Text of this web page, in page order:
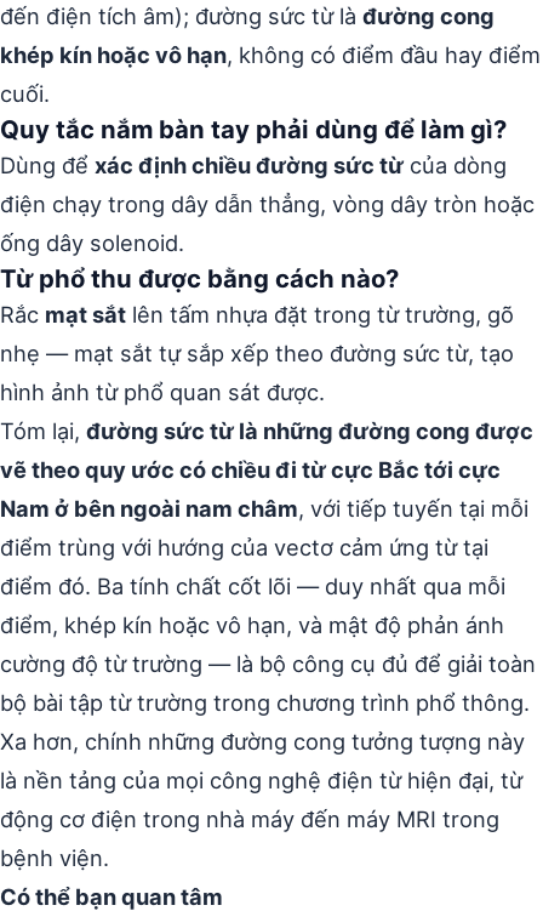
đến điện tích âm); đường sức từ là đường cong
khép kín hoặc vô hạn, không có điểm đầu hay điểm
cuối.
Quy tắc nắm bàn tay phải dùng để làm gì?
Dùng để xác định chiều đường sức từ của dòng
điện chạy trong dây dẫn thẳng, vòng dây tròn hoặc
ống dây solenoid.
Từ phổ thu được bằng cách nào?
Rắc mạt sắt lên tấm nhựa đặt trong từ trường, gõ
nhẹ — mạt sắt tự sắp xếp theo đường sức từ, tạo
hình ảnh từ phổ quan sát được.
Tóm lại, đường sức từ là những đường cong được
vẽ theo quy ước có chiều đi từ cực Bắc tới cực
Nam ở bên ngoài nam châm, với tiếp tuyến tại mỗi
điểm trùng với hướng của vectơ cảm ứng từ tại
điểm đó. Ba tính chất cốt lõi — duy nhất qua mỗi
điểm, khép kín hoặc vô hạn, và mật độ phản ánh
cường độ từ trường — là bộ công cụ đủ để giải toàn
bộ bài tập từ trường trong chương trình phổ thông.
Xa hơn, chính những đường cong tưởng tượng này
là nền tảng của mọi công nghệ điện từ hiện đại, từ
động cơ điện trong nhà máy đến máy MRI trong
bệnh viện.
Có thể bạn quan tâm